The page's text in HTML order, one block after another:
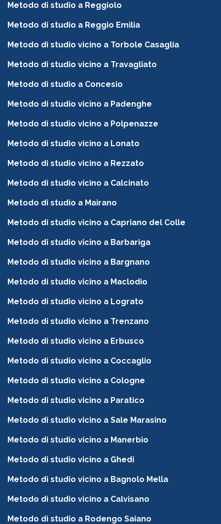
Metodo di studio a Reggiolo
Metodo di studio a Reggio Emilia
Metodo di studio vicino a Torbole Casaglia
Metodo di studio vicino a Travagliato
Metodo di studio a Concesio
Metodo di studio vicino a Padenghe
Metodo di studio vicino a Polpenazze
Metodo di studio vicino a Lonato
Metodo di studio vicino a Rezzato
Metodo di studio vicino a Calcinato
Metodo di studio a Mairano
Metodo di studio vicino a Capriano del Colle
Metodo di studio vicino a Barbariga
Metodo di studio vicino a Bargnano
Metodo di studio vicino a Maclodio
Metodo di studio vicino a Lograto
Metodo di studio vicino a Trenzano
Metodo di studio vicino a Erbusco
Metodo di studio vicino a Coccaglio
Metodo di studio vicino a Cologne
Metodo di studio vicino a Paratico
Metodo di studio vicino a Sale Marasino
Metodo di studio vicino a Manerbio
Metodo di studio vicino a Ghedi
Metodo di studio vicino a Bagnolo Mella
Metodo di studio vicino a Calvisano
Metodo di studio a Rodengo Saiano